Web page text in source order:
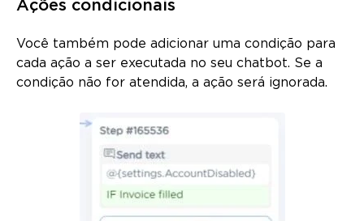
Ações condicionais
Você também pode adicionar uma condição para
cada ação a ser executada no seu chatbot. Se a
condição não for atendida, a ação será ignorada.